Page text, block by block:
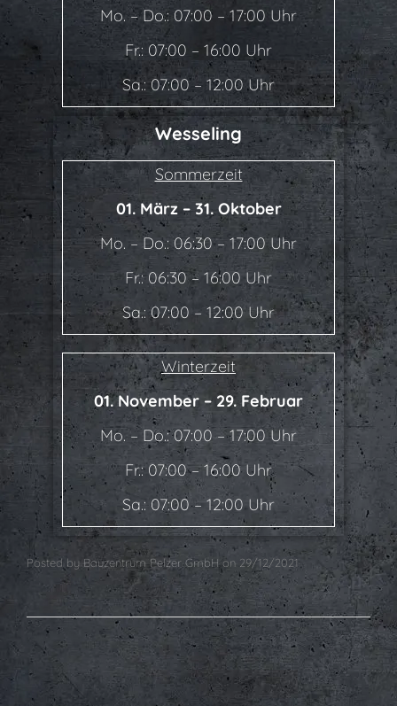
Mo. – Do.: 07:00 – 17:00 Uhr
Fr.: 07:00 – 16:00 Uhr
Sa.: 07:00 – 12:00 Uhr
Wesseling
Sommerzeit
01. März – 31. Oktober
Mo. – Do.: 06:30 – 17:00 Uhr
Fr.: 06:30 – 16:00 Uhr
Sa.: 07:00 – 12:00 Uhr
Winterzeit
01. November – 29. Februar
Mo. – Do.: 07:00 – 17:00 Uhr
Fr.: 07:00 – 16:00 Uhr
Sa.: 07:00 – 12:00 Uhr
Posted byBauzentrum Pelzer GmbH on 29/12/2021